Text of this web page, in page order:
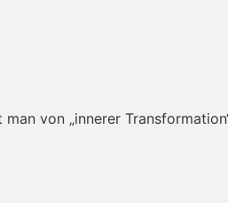
von „innerer